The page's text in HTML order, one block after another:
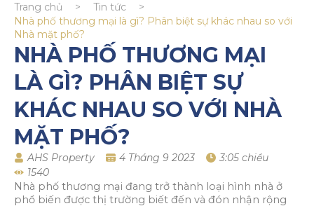
Trang chủ > Tin tức
>
Nhà phố thương mại là gì? Phân biệt sự khác nhau so với
Nhà mặt phố?
NHÀ PHỐ THƯƠNG MẠI
LÀ GÌ? PHÂN BIỆT SỰ
KHÁC NHAU SO VỚI NHÀ
MẶT PHỐ?
AHS Property 4 Tháng 9 2023
3:05 chiều
1540
Nhà phố thương mại đang trở thành loại hình nhà ở
phổ biến được thị trường biết đến và đón nhận rộng